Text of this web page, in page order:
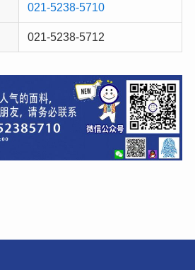
021-5238-5710
021-5238-5712